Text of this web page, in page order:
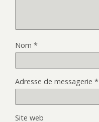
Nom *
Adresse de messagerie *
Site web